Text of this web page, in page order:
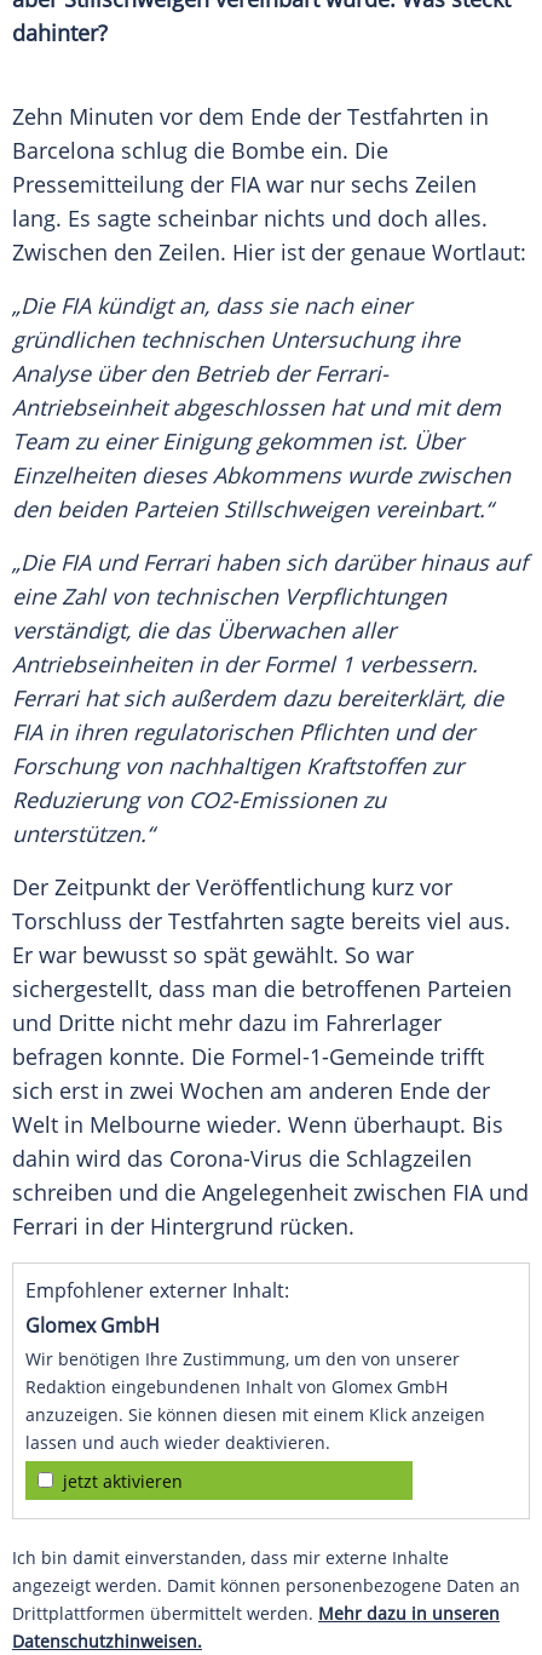
dahinter?
Zehn Minuten vor dem Ende der Testfahrten in
Barcelona schlug die Bombe ein. Die
Pressemitteilung der FIA war nur sechs Zeilen
lang. Es sagte scheinbar nichts und doch alles.
Zwischen den Zeilen. Hier ist der genaue Wortlaut:
„Die FIA kündigt an, dass sie nach einer
gründlichen technischen Untersuchungihre
Analyse über den Betrieb der Ferrari-
Antriebseinheit abgeschlossen hat und mit dem
Team zu einer Einigung gekommen ist. Über
Einzelheiten dieses Abkommens wurde zwischen
den beiden Parteien Stillschweigenvereinbart.“
„Die FIA undFerrarihaben sich darüber hinaus auf
eine Zahl von technischen Verpflichtungen
verständigt, die das Überwachen aller
Antriebseinheiten in derFormel 1 verbessern.
Ferrarihat sich außerdem dazu bereiterklärt, die
FIA in ihren regulatorischen Pflichten und der
Forschung von nachhaltigen Kraftstoffen zur
Reduzierung von CO2-Emissionen zu
unterstützen.“
Der Zeitpunkt der Veröffentlichung kurz vor
Torschluss der Testfahrten sagte bereits viel aus.
Er war bewusst so spät gewählt. So war
sichergestellt, dass man die betroffenen Parteien
und Dritte nicht mehr dazu im Fahrerlager
befragen konnte. Die Formel-1-Gemeinde trifft
sich erst in zwei Wochen am anderen Ende der
Welt in Melbourne wieder. Wenn überhaupt. Bis
dahin wird das Corona-Virus die Schlagzeilen
schreiben und die Angelegenheit zwischen FIA und
Ferrari in der Hintergrund rücken.
Empfohlener externer Inhalt:
Glomex GmbH
Wir benötigen Ihre Zustimmung, um den von unserer
Redaktion eingebundenen Inhalt von Glomex GmbH
anzuzeigen. Sie können diesen mit einem Klick anzeigen
lassen und auch wieder deaktivieren.
jetzt aktivieren
Ich bin damit einverstanden, dass mir externe Inhalte
angezeigt werden. Damit können personenbezogene Daten an
Drittplattformen übermittelt werden. Mehr dazu in unseren
Datenschutzhinweisen.